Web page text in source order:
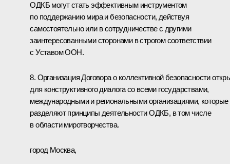
ОДКБ могут стать эффективным инструментом
по поддержанию мира и безопасности, действуя
самостоятельно или в сотрудничестве с другими
заинтересованными сторонами в строгом соответствии
с Уставом ООН.
8. Организация Договора о коллективной безопасности
для конструктивного диалога со всеми государствами,
международными и региональными организациями, которые
разделяют принципы деятельности ОДКБ, в том числе
в области миротворчества.
город Москва,